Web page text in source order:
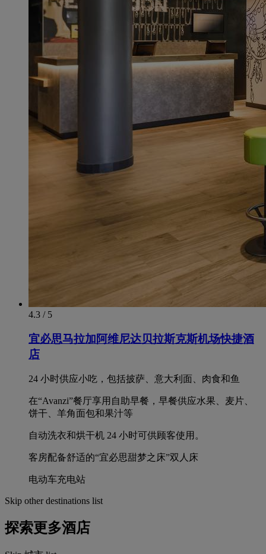
4.3 / 5
宜必思马拉加阿维尼达贝拉斯克斯机场快捷酒
店
24 小时供应小吃，包括披萨、意大利面、肉食和鱼
在“Avanzi”餐厅享用自助早餐，早餐供应水果、麦片、
饼干、羊角面包和果汁等
自动洗衣和烘干机 24 小时可供顾客使用。
客房配备舒适的“宜必思甜梦之床”双人床
电动车充电站
Skip other destinations list
探索更多酒店